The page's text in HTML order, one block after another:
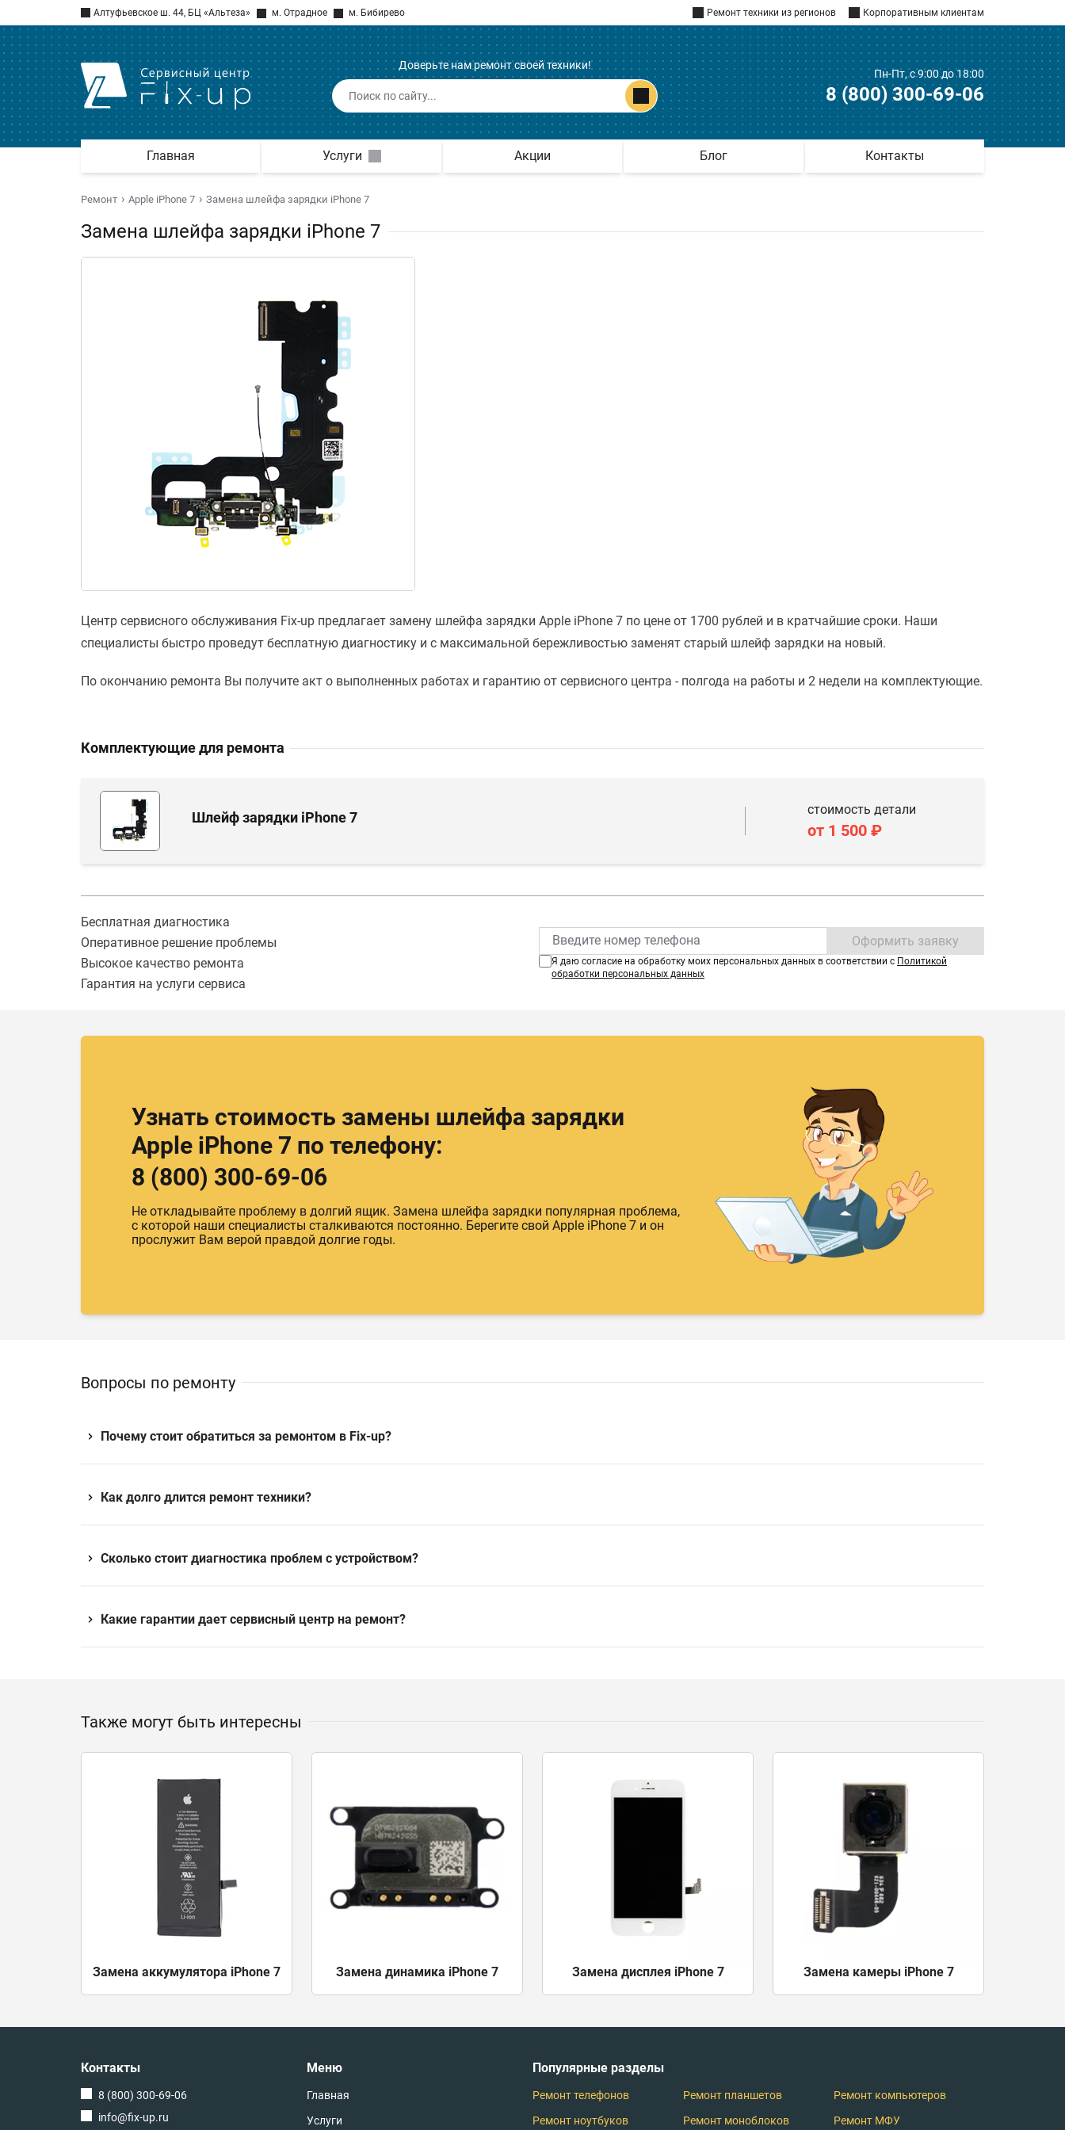
Алтуфьевское ш. 44, БЦ «Альтеза» м. Отрадное м. Бибирево Ремонт техники из регионов Корпоративным клиентам
Доверьте нам ремонт своей техники!
Пн-Пт, с 9:00 до 18:00
8 (800) 300-69-06
Главная Услуги Акции Блог Контакты
Ремонт Apple iPhone 7 Замена шлейфа зарядки iPhone 7
Замена шлейфа зарядки iPhone 7
Центр сервисного обслуживания Fix-up предлагает замену шлейфа зарядки Apple iPhone 7 по цене от 1700 рублей и в кратчайшие сроки. Наши
специалисты быстро проведут бесплатную диагностику и с максимальной бережливостью заменят старый шлейф зарядки на новый.
По окончанию ремонта Вы получите акт о выполненных работах и гарантию от сервисного центра - полгода на работы и 2 недели на комплектующие.
Комплектующие для ремонта
Шлейф зарядки iPhone 7 стоимость детали
от 1 500 ₽
Бесплатная диагностика
Оперативное решение проблемы
Высокое качество ремонта
Гарантия на услуги сервиса
Оформить заявку
Я даю согласие на обработку моих персональных данных в соответствии с Политикой
обработки персональных данных
Узнать стоимость замены шлейфа зарядки
Apple iPhone 7 по телефону:
8 (800) 300-69-06
Не откладывайте проблему в долгий ящик. Замена шлейфа зарядки популярная проблема,
с которой наши специалисты сталкиваются постоянно. Берегите свой Apple iPhone 7 и он
прослужит Вам верой правдой долгие годы.
Вопросы по ремонту
Почему стоит обратиться за ремонтом в Fix-up?
Как долго длится ремонт техники?
Сколько стоит диагностика проблем с устройством?
Какие гарантии дает сервисный центр на ремонт?
Также могут быть интересны
Замена аккумулятора iPhone 7 Замена динамика iPhone 7 Замена дисплея iPhone 7 Замена камеры iPhone 7
Контакты
8 (800) 300-69-06
info@fix-up.ru
Меню
Главная
Услуги
Популярные разделы
Ремонт телефонов Ремонт планшетов
Ремонт компьютеров
Ремонт ноутбуков
Ремонт моноблоков Ремонт МФУ